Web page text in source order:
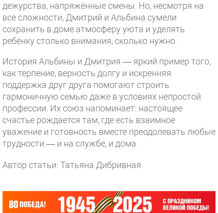
дежурства, напряжённые смены. Но, несмотря на
все сложности, Дмитрий и Альбина сумели
сохранить в доме атмосферу уюта и уделять
ребёнку столько внимания, сколько нужно.
История Альбины и Дмитрия — яркий пример того,
как терпение, верность долгу и искренняя
поддержка друг друга помогают строить
гармоничную семью даже в условиях непростой
профессии. Их союз напоминает: настоящее
счастье рождается там, где есть взаимное
уважение и готовность вместе преодолевать любые
трудности — и на службе, и дома.
Автор статьи: Татьяна Дибривная